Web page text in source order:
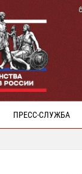
ПРЕСС-СЛУЖБА